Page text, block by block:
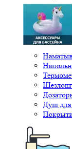
Душ для